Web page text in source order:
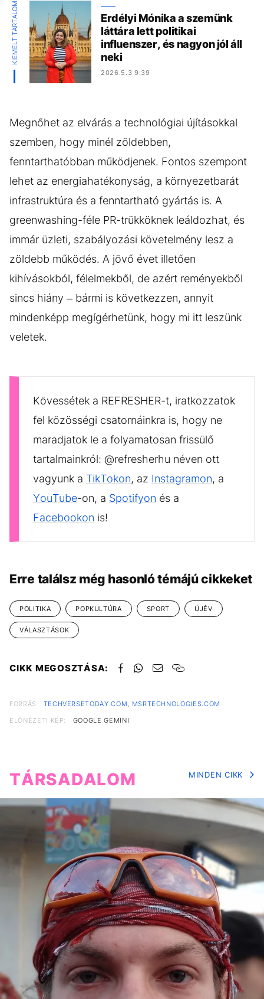
KIEMELT TARTALOM
Erdélyi Mónika a szemünk
láttára lett politikai
influenszer, és nagyon jól áll
neki
2026.5.3 9:39
Megnőhet az elvárás a technológiai újításokkal
szemben, hogy minél zöldebben,
fenntarthatóbban működjenek. Fontos szempont
lehet az energiahatékonyság, a környezetbarát
infrastruktúra és a fenntartható gyártás is. A
greenwashing-féle PR-trükköknek leáldozhat, és
immár üzleti, szabályozási követelmény lesz a
zöldebb működés. A jövő évet illetően
kihívásokból, félelmekből, de azért reményekből
sincs hiány – bármi is következzen, annyit
mindenképp megígérhetünk, hogy mi itt leszünk
veletek.
Kövessétek a REFRESHER-t, iratkozzatok
fel közösségi csatornáinkra is, hogy ne
maradjatok le a folyamatosan frissülő
tartalmainkról: @refresherhu néven ott
vagyunk a TikTokon, az Instagramon, a
YouTube-on, a Spotifyon és a
Facebookon is!
Erre találsz még hasonló témájú cikkeket
POLITIKA POPKULTÚRA SPORT ÚJÉV
VÁLASZTÁSOK
CIKK MEGOSZTÁSA:
FORRÁS TECHVERSETODAY.COM, MSRTECHNOLOGIES.COM
ELŐNÉZETI KÉP:
GOOGLE GEMINI
TÁRSADALOM MINDEN CIKK